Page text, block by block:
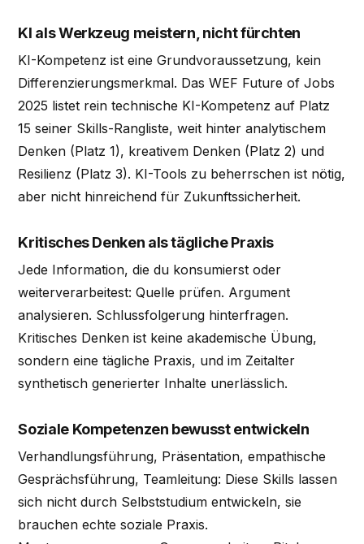
KI als Werkzeug meistern, nicht fürchten
KI-Kompetenz ist eine Grundvoraussetzung, kein
Differenzierungsmerkmal. Das WEF Future of Jobs
2025 listet rein technische KI-Kompetenz auf Platz
15 seiner Skills-Rangliste, weit hinter analytischem
Denken (Platz 1), kreativem Denken (Platz 2) und
Resilienz (Platz 3). KI-Tools zu beherrschen ist nötig,
aber nicht hinreichend für Zukunftssicherheit.
Kritisches Denken als tägliche Praxis
Jede Information, die du konsumierst oder
weiterverarbeitest: Quelle prüfen. Argument
analysieren. Schlussfolgerung hinterfragen.
Kritisches Denken ist keine akademische Übung,
sondern eine tägliche Praxis, und im Zeitalter
synthetisch generierter Inhalte unerlässlich.
Soziale Kompetenzen bewusst entwickeln
Verhandlungsführung, Präsentation, empathische
Gesprächsführung, Teamleitung: Diese Skills lassen
sich nicht durch Selbststudium entwickeln, sie
brauchen echte soziale Praxis.